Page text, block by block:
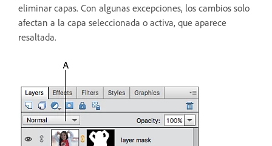
eliminar capas. Con algunas excepciones, los cambios solo
afectan a la capa seleccionada o activa, que aparece
resaltada.